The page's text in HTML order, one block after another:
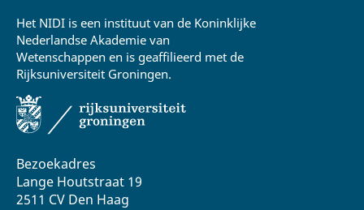
Bezoekadres
Lange Houtstraat 19
2511 CV Den Haag
Het NIDI is een instituut van de Koninklijke
Nederlandse Akademie van
Wetenschappen en is geaffilieerd met de
Rijksuniversiteit Groningen.